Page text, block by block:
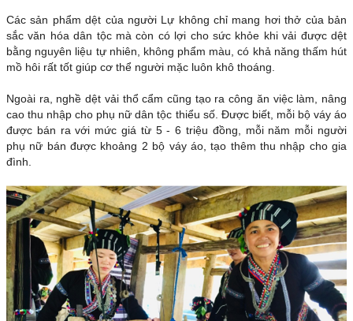
Các sản phẩm dệt của người Lự không chỉ mang hơi thở của bản
sắc văn hóa dân tộc mà còn có lợi cho sức khỏe khi vải được dệt
bằng nguyên liệu tự nhiên, không phẩm màu, có khả năng thấm hút
mồ hôi rất tốt giúp cơ thể người mặc luôn khô thoáng.
Ngoài ra, nghề dệt vải thổ cẩm cũng tạo ra công ăn việc làm, nâng
cao thu nhập cho phụ nữ dân tộc thiểu số. Được biết, mỗi bộ váy áo
được bán ra với mức giá từ 5 - 6 triệu đồng, mỗi năm mỗi người
phụ nữ bán được khoảng 2 bộ váy áo, tạo thêm thu nhập cho gia
đình.